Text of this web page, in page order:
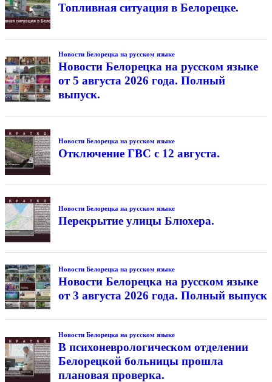
Топливная ситуация в Белорецке.
Новости Белорецка на русском языке
Новости Белорецка на русском языке
от 5 августа 2026 года. Полный
выпуск.
Новости Белорецка на русском языке
Отключение ГВС с 12 августа.
Новости Белорецка на русском языке
Перекрытие улицы Блюхера.
Новости Белорецка на русском языке
Новости Белорецка на русском языке
от 3 августа 2026 года. Полный выпуск
Новости Белорецка на русском языке
В психоневрологическом отделении
Белорецкой больницы прошла
плановая проверка.